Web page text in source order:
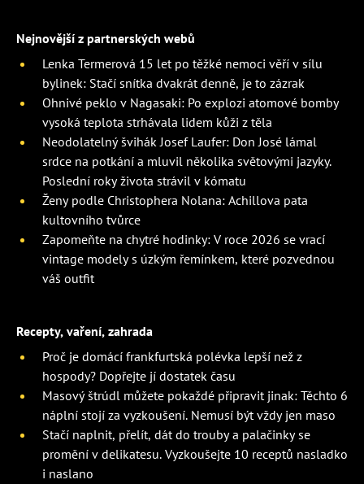
Nejnovější z partnerských webů
Lenka Termerová 15 let po těžké nemoci věří v sílu
bylinek: Stačí snítka dvakrát denně, je to zázrak
Ohnivé peklo v Nagasaki: Po explozi atomové bomby
vysoká teplota strhávala lidem kůži z těla
Neodolatelný švihák Josef Laufer: Don José lámal
srdce na potkání a mluvil několika světovými jazyky.
Poslední roky života strávil v kómatu
Ženy podle Christophera Nolana: Achillova pata
kultovního tvůrce
Zapomeňte na chytré hodinky: V roce 2026 se vrací
vintage modely s úzkým řemínkem, které pozvednou
váš outfit
Recepty, vaření, zahrada
Proč je domácí frankfurtská polévka lepší než z
hospody? Dopřejte jí dostatek času
Masový štrúdl můžete pokaždé připravit jinak: Těchto 6
náplní stojí za vyzkoušení. Nemusí být vždy jen maso
Stačí naplnit, přelít, dát do trouby a palačinky se
promění v delikatesu. Vyzkoušejte 10 receptů nasladko
i naslano